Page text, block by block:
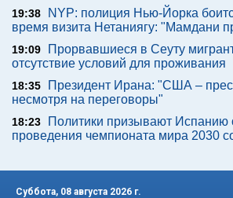
19:38
NYP: полиция Нью-Йорка
время визита Нетаниягу: "Мамдани
19:09
Прорвавшиеся в Сеуту
отсутствие условий для проживания
18:35
Президент Ирана: "США –
несмотря на переговоры"
18:23
Политики призывают Испанию
проведения чемпионата мира 2030
Суббота, 08 августа 2026 г.